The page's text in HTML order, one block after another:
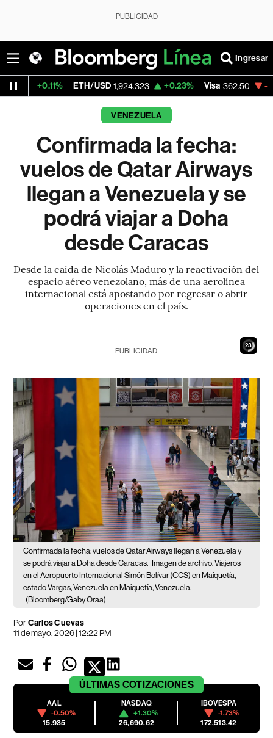
PUBLICIDAD
Ingresar
ETH/USD 1,924.323 +0.23% Visa 362.50 -2.15%
VENEZUELA
Confirmada la fecha:
vuelos de Qatar Airways
llegan a Venezuela y se
podrá viajar a Doha
desde Caracas
Desde la caída de Nicolás Maduro y la reactivación del
espacio aéreo venezolano, más de una aerolínea
internacional está apostando por regresar o abrir
operaciones en el país.
21
PUBLICIDAD
Confirmada la fecha: vuelos de Qatar Airways llegan a Venezuela y
se podrá viajar a Doha desde Caracas. Imagen de archivo. Viajeros
en el Aeropuerto Internacional Simón Bolívar (CCS) en Maiquetía,
estado Vargas, Venezuela en Maiquetía, Venezuela.
(Bloomberg/Gaby Oraa)
PorCarlos Cuevas
11 de mayo, 2026 | 12:22 PM
ÚLTIMAS COTIZACIONES
AAL
-0.50%
15.935
NASDAQ
+1.30%
26,690.62
IBOVESPA
-1.73%
172,513.42